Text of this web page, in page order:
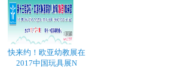
快来约！欧亚幼教展在
2017中国玩具展N